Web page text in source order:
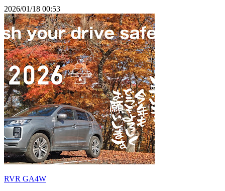
2026/01/18 00:53
RVR GA4W